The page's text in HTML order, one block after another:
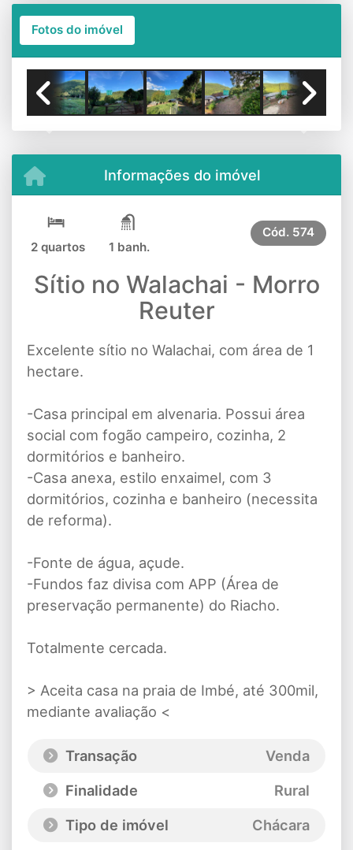
Fotos do imóvel
Informações do imóvel
2 quartos 1 banh.
Cód. 574
Sítio no Walachai - Morro
Reuter
Excelente sítio no Walachai, com área de 1
hectare.
-Casa principal em alvenaria. Possui área
social com fogão campeiro, cozinha, 2
dormitórios e banheiro.
-Casa anexa, estilo enxaimel, com 3
dormitórios, cozinha e banheiro (necessita
de reforma).
-Fonte de água, açude.
-Fundos faz divisa com APP (Área de
preservação permanente) do Riacho.
Totalmente cercada.
> Aceita casa na praia de Imbé, até 300mil,
mediante avaliação <
Transação
Venda
Finalidade
Rural
Tipo de imóvel
Chácara